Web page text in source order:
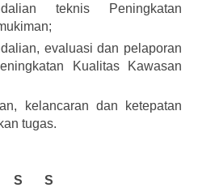
teknis Peningkatan
evaluasi dan pelaporan
Kualitas Kawasan
kelancaran dan ketepatan
tugas.
S S